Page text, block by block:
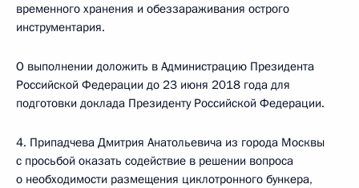
временного хранения и обеззараживания острого
инструментария.
О выполнении доложить в Администрацию Президента
Российской Федерации до 23 июня 2018 года для
подготовки доклада Президенту Российской Федерации.
4. Припадчева Дмитрия Анатольевича из города Москвы
с просьбой оказать содействие в решении вопроса
о необходимости размещения циклотронного бункера,